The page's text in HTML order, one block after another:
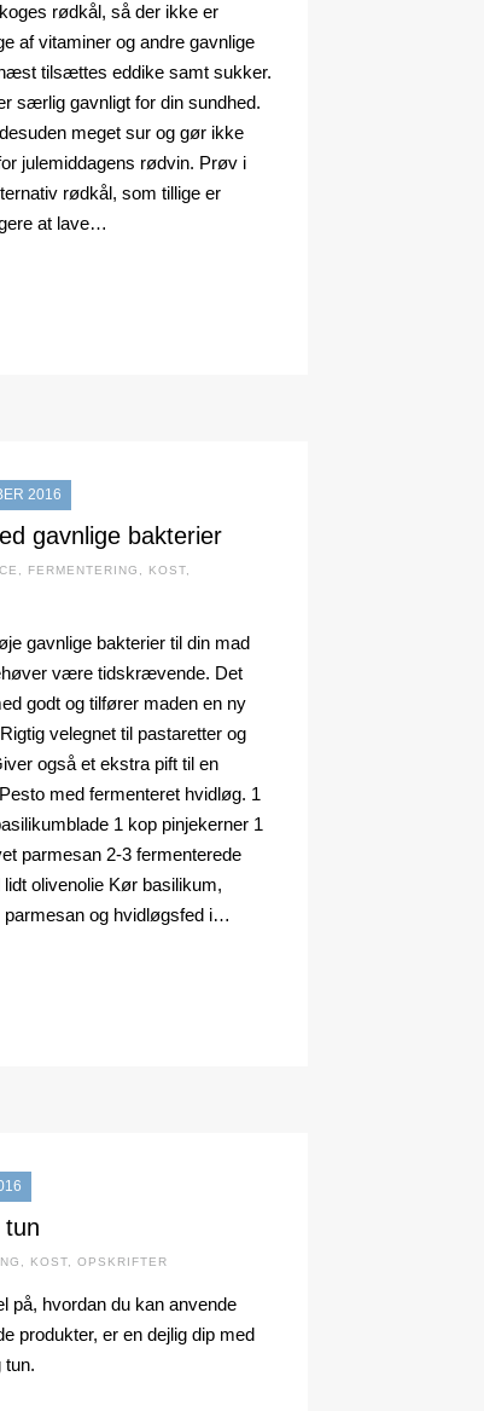
rødkål, så der ikke er
af vitaminer og andre gavnlige
tilsættes eddike samt sukker.
særlig gavnligt for din sundhed.
meget sur og gør ikke
julemiddagens rødvin. Prøv i
rødkål, som tillige er
at lave…
2016
gavnlige bakterier
FERMENTERING KOST
gavnlige bakterier til din mad
være tidskrævende. Det
godt og tilfører maden en ny
velegnet til pastaretter og
også et ekstra pift til en
med fermenteret hvidløg. 1
1 kop pinjekerner 1
parmesan 2-3 fermenterede
olivenolie Kør basilikum,
parmesan og hvidløgsfed i…
tun
KOST OPSKRIFTER
på, hvordan du kan anvende
produkter, er en dejlig dip med
tun.